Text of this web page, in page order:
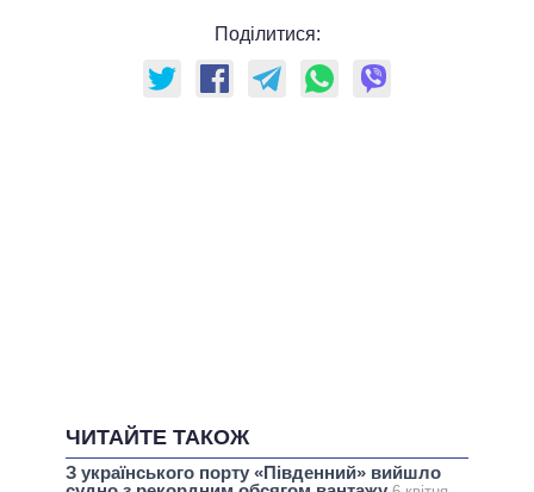
Поділитися:
ЧИТАЙТЕ ТАКОЖ
З українського порту «Південний» вийшло